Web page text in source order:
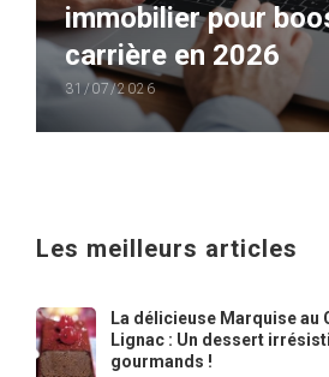
immobilier pour
carrière en 2026
31/07/2026
Les meilleurs articles
La délicieuse Marquise au
Lignac : Un dessert
gourmands !